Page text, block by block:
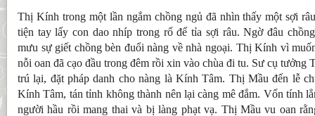
Thị Kính trong một lần ngắm chồng ngủ đã nhìn thấy một sợi
tiện tay lấy con dao nhíp trong rổ để tỉa sợi râu. Ngờ đâu
mưu sự giết chồng bèn đuổi nàng về nhà ngoại. Thị Kính vì
nỗi oan đã cạo đầu trong đêm rồi xin vào chùa đi tu. Sư cụ tưởng
trú lại, đặt pháp danh cho nàng là Kính Tâm. Thị Mầu đến lễ
Kính Tâm, tán tỉnh không thành nên lại càng mê đắm. Vốn tính
người hầu rồi mang thai và bị làng phạt vạ. Thị Mầu vu oan